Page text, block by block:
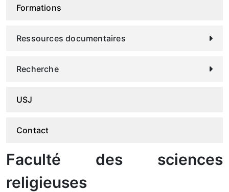
Formations
Ressources documentaires
Recherche
USJ
Contact
Faculté des sciences
religieuses